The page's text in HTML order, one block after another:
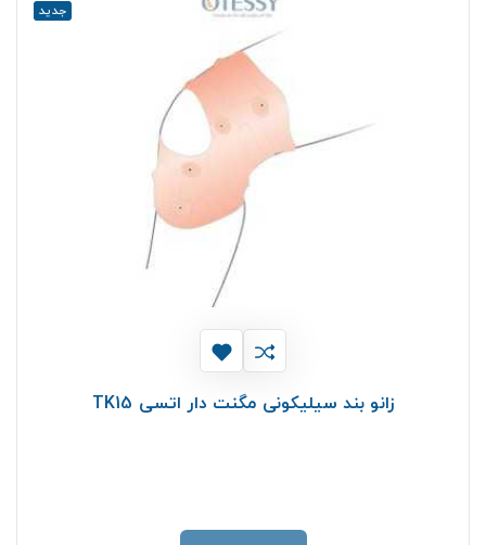
جدید
زانو بند سیلیکونی مگنت دار اتسی TK15